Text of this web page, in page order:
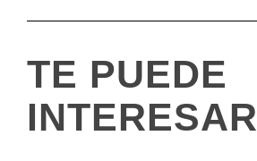
TE PUEDE
INTERESAR